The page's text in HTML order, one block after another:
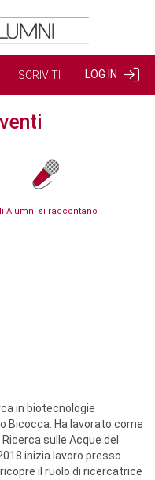
LOG IN
ISCRIVITI
Alumni si raccontano
in biotecnologie
Bicocca. Ha lavorato come
sulle Acque del
inizia lavoro presso
il ruolo di ricercatrice